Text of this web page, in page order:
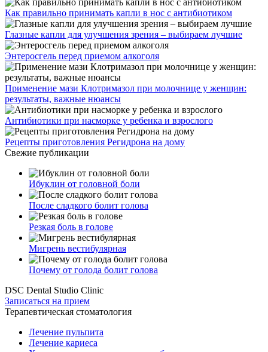
Как правильно принимать капли в нос с антибиотиком
Глазные капли для улучшения зрения – выбираем лучшие
Энтеросгель перед приемом алкоголя
Применение мази Клотримазол при молочнице у женщин:
результаты, важные нюансы
Антибиотики при насморке у ребенка и взрослого
Рецепты приготовления Регидрона на дому
Свежие публикации
Ибуклин от головной боли
После сладкого болит голова
Резкая боль в голове
Мигрень вестибулярная
Почему от голода болит голова
DSC Dental Studio Clinic
Записаться на прием
Терапевтическая стоматология
Лечение пульпита
Лечение кариеса